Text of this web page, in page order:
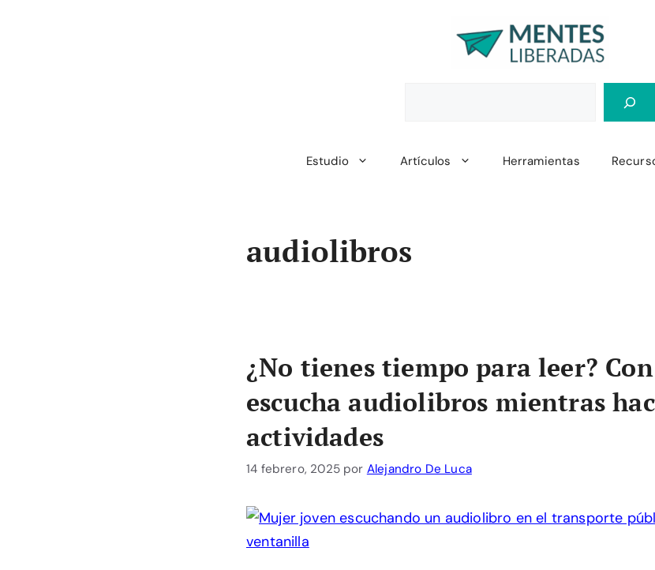
Estudio Artículos Herramientas
audiolibros
¿No tienes tiempo para leer?
escucha audiolibros mientras
actividades
14 febrero, 2025 por Alejandro De Luca